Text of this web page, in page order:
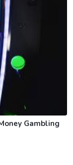
Gambling